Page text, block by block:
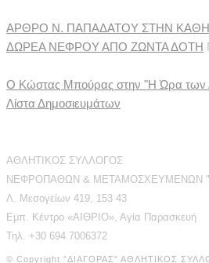
ΑΡΘΡΟ Ν. ΠΑΠΑΔΑΤΟΥ ΣΤΗΝ
ΔΩΡΕΑ ΝΕΦΡΟΥ ΑΠΟ ΖΩΝΤΑ ΔΟΤΗ
Ο Κώστας Μπούρας στην "Η Ώρα των
Λίστα Δημοσιευμάτων
ΑΘΛΗΤΙΚΟΣ ΣΥΛΛΟΓΟΣ
ΝΕΦΡΟΠΑΘΩΝ & ΜΕΤΑΜΟΣΧΕΥΜΕΝΩΝ
Λ. Μεσογείων 419, 153 43
Εμπ. Κέντρο «ΑΙΘΡΙΟ», Αγία Παρασκευή
Τηλ. +30 694 7006372
© Copyright "ΔΙΑΓΟΡΑΣ" ΑΘΛΗΤΙΚΟΣ